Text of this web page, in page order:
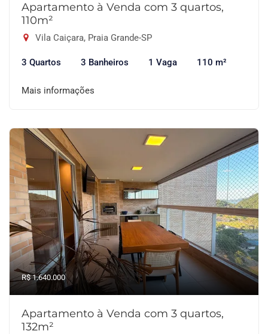
Apartamento à Venda com 3 quartos,
110m²
Vila Caiçara, Praia Grande-SP
3 Quartos 3 Banheiros 1 Vaga 110 m²
Mais informações
R$ 1.640.000
Apartamento à Venda com 3 quartos,
132m²